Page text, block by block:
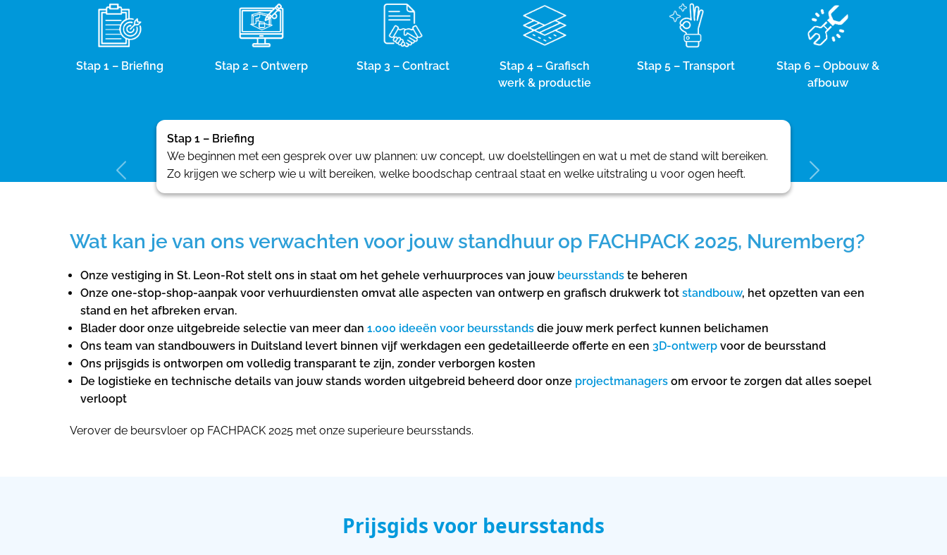
Stap 1 – Briefing Stap 2 – Ontwerp Stap 3 – Contract
Stap 4 – Grafisch
werk & productie
Stap 5 – Transport
Stap 6 – Opbouw &
afbouw
Stap 1 – Briefing
We beginnen met een gesprek over uw plannen: uw concept, uw doelstellingen en wat u met de stand wilt bereiken.
Zo krijgen we scherp wie u wilt bereiken, welke boodschap centraal staat en welke uitstraling u voor ogen heeft.
Wat kan je van ons verwachten voor jouw standhuur op FACHPACK 2025, Nuremberg?
Onze vestiging in St. Leon-Rot stelt ons in staat om het gehele verhuurproces van jouw beursstands te beheren
Onze one-stop-shop-aanpak voor verhuurdiensten omvat alle aspecten van ontwerp en grafisch drukwerk tot standbouw, het opzetten van een
stand en het afbreken ervan.
Blader door onze uitgebreide selectie van meer dan 1.000 ideeën voor beursstands die jouw merk perfect kunnen belichamen
Ons team van standbouwers in Duitsland levert binnen vijf werkdagen een gedetailleerde offerte en een 3D-ontwerp voor de beursstand
Ons prijsgids is ontworpen om volledig transparant te zijn, zonder verborgen kosten
De logistieke en technische details van jouw stands worden uitgebreid beheerd door onze projectmanagers om ervoor te zorgen dat alles soepel
verloopt
Verover de beursvloer op FACHPACK 2025 met onze superieure beursstands.
Prijsgids voor beursstands